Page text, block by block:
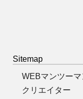
Sitemap
WEBマンツーマ
クリエイター